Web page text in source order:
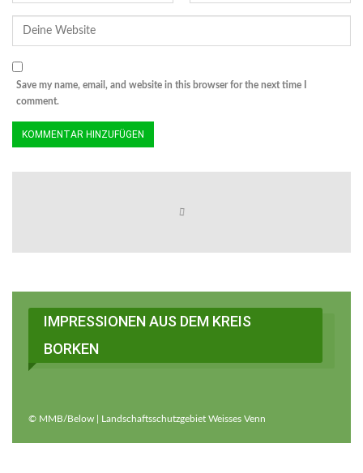
Save my name, email, and website in this browser for the next time I
comment.
IMPRESSIONEN AUS DEM KREIS
BORKEN
© MMB/Below | Landschaftsschutzgebiet Weisses Venn